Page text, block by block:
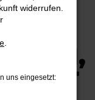
FÜR
D
widerrufen.
uns eingesetzt: